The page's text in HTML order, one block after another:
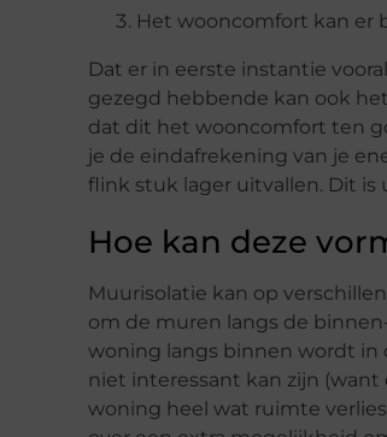
Het wooncomfort kan er
Dat er in eerste instantie
gezegd hebbende kan ook
dat dit het wooncomfort ten
je de eindafrekening van je
flink stuk lager uitvallen. Dit is
Hoe kan deze
Muurisolatie kan op
om de muren langs de
woning langs binnen wordt in
niet interessant kan zijn (want
woning heel wat ruimte